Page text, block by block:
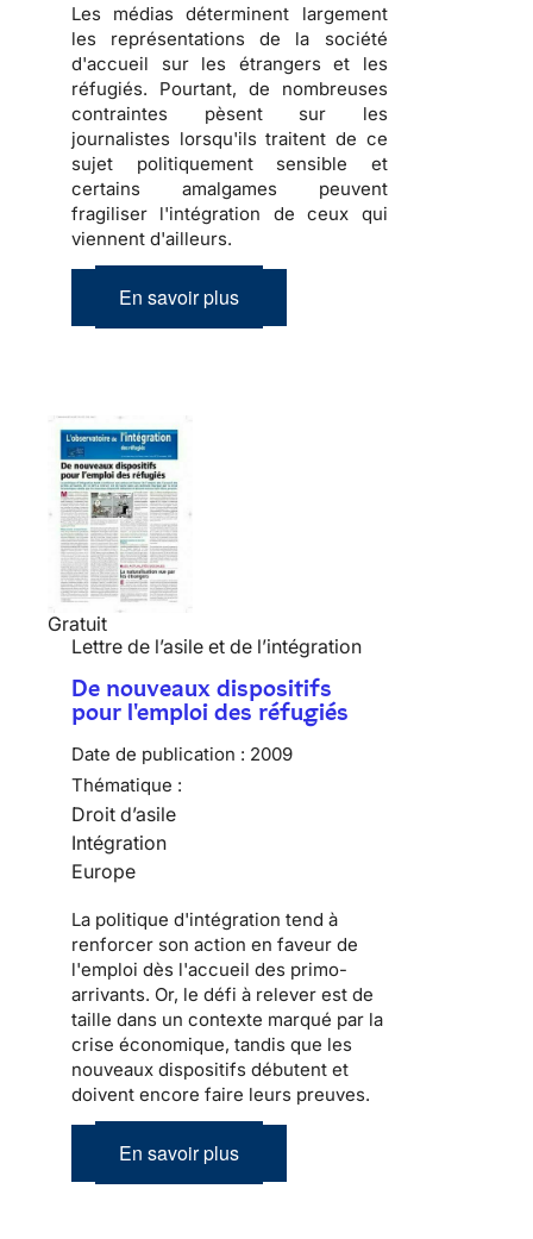
Les médias déterminent largement
les représentations de la société
d'accueil sur les étrangers et les
réfugiés. Pourtant, de nombreuses
contraintes pèsent sur les
journalistes lorsqu'ils traitent de ce
sujet politiquement sensible et
certains amalgames peuvent
fragiliser l'intégration de ceux qui
viennent d'ailleurs.
En savoir plus
Gratuit
Lettre de l’asile et de l’intégration
De nouveaux dispositifs
pour l'emploi des réfugiés
Date de publication : 2009
Thématique :
Droit d’asile
Intégration
Europe
La politique d'intégration tend à
renforcer son action en faveur de
l'emploi dès l'accueil des primo-
arrivants. Or, le défi à relever est de
taille dans un contexte marqué par la
crise économique, tandis que les
nouveaux dispositifs débutent et
doivent encore faire leurs preuves.
En savoir plus